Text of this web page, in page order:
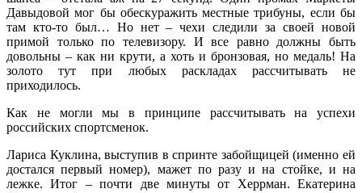
Давыдовой мог бы обескуражить местные трибуны, если бы
там кто-то был… Но нет – чехи следили за своей новой
примой только по телевизору. И все равно должны быть
довольны – как ни крути, а хоть и бронзовая, но медаль! На
золото тут при любых раскладах рассчитывать не
приходилось.
Как не могли мы в принципе рассчитывать на успехи
российских спортсменок.
Лариса Куклина, выступив в спринте забойщицей (именно ей
достался первый номер), мажет по разу и на стойке, и на
лежке. Итог – почти две минуты от Херрман. Екатерина